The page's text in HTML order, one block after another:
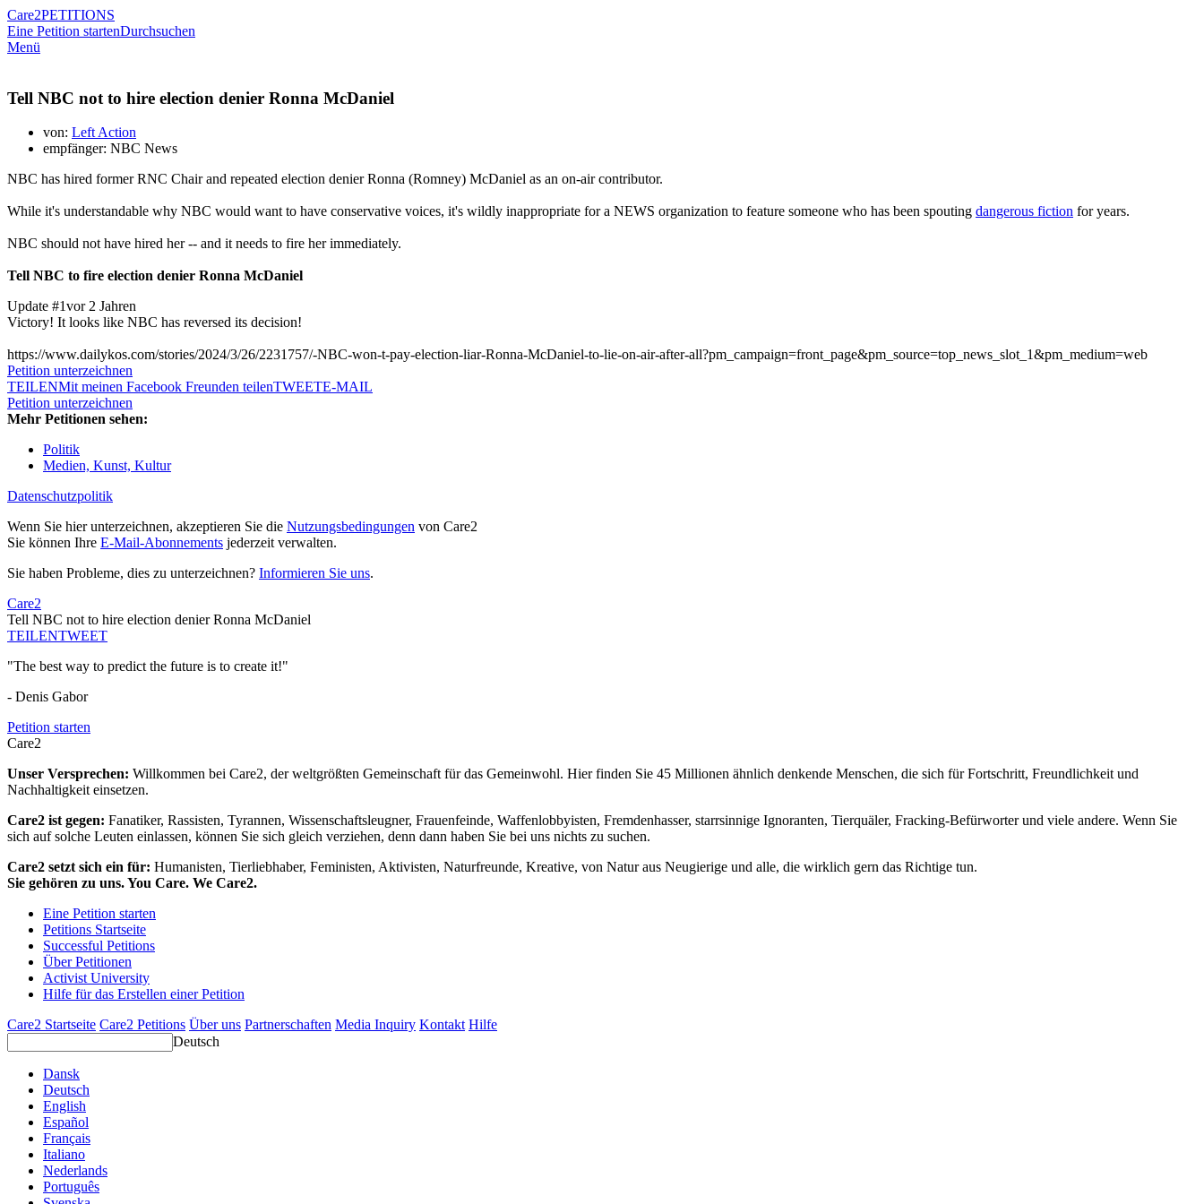
Care2PETITIONS
Eine Petition startenDurchsuchen
Menü
Tell NBC not to hire election denier Ronna McDaniel
von: Left Action
empfänger: NBC News
NBC has hired former RNC Chair and repeated election denier Ronna (Romney) McDaniel as an on-air contributor.
While it's understandable why NBC would want to have conservative voices, it's wildly inappropriate for a NEWS organization to feature someone who has been spouting dangerous fiction for years.
NBC should not have hired her -- and it needs to fire her immediately.
Tell NBC to fire election denier Ronna McDaniel
Update #1vor 2 Jahren
Victory! It looks like NBC has reversed its decision!
https://www.dailykos.com/stories/2024/3/26/2231757/-NBC-won-t-pay-election-liar-Ronna-McDaniel-to-lie-on-air-after-all?pm_campaign=front_page&pm_source=top_news_slot_1&pm_medium=web
Petition unterzeichnen
TEILENMit meinen Facebook Freunden teilenTWEETE-MAIL
Petition unterzeichnen
Mehr Petitionen sehen:
Politik
Medien, Kunst, Kultur
Datenschutzpolitik
Wenn Sie hier unterzeichnen, akzeptieren Sie die Nutzungsbedingungen von Care2
Sie können Ihre E-Mail-Abonnements jederzeit verwalten.
Sie haben Probleme, dies zu unterzeichnen? Informieren Sie uns.
Care2
Tell NBC not to hire election denier Ronna McDaniel
TEILENTWEET
"The best way to predict the future is to create it!"
- Denis Gabor
Petition starten
Care2
Unser Versprechen: Willkommen bei Care2, der weltgrößten Gemeinschaft für das Gemeinwohl. Hier finden Sie 45 Millionen ähnlich denkende Menschen, die sich für Fortschritt, Freundlichkeit und
Nachhaltigkeit einsetzen.
Care2 ist gegen: Fanatiker, Rassisten, Tyrannen, Wissenschaftsleugner, Frauenfeinde, Waffenlobbyisten, Fremdenhasser, starrsinnige Ignoranten, Tierquäler, Fracking-Befürworter und viele andere. Wenn Sie
sich auf solche Leuten einlassen, können Sie sich gleich verziehen, denn dann haben Sie bei uns nichts zu suchen.
Care2 setzt sich ein für: Humanisten, Tierliebhaber, Feministen, Aktivisten, Naturfreunde, Kreative, von Natur aus Neugierige und alle, die wirklich gern das Richtige tun.
Sie gehören zu uns. You Care. We Care2.
Eine Petition starten
Petitions Startseite
Successful Petitions
Über Petitionen
Activist University
Hilfe für das Erstellen einer Petition
Care2 Startseite Care2 Petitions Über uns Partnerschaften Media Inquiry Kontakt Hilfe
Deutsch
Dansk
Deutsch
English
Español
Français
Italiano
Nederlands
Português